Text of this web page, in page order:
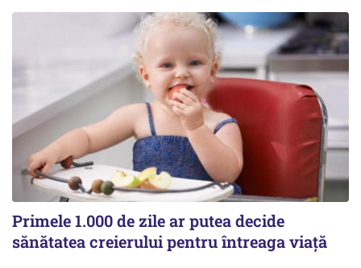
Primele 1.000 de zile ar putea decide
sănătatea creierului pentru întreaga viață